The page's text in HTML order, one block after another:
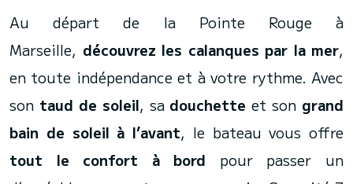
Au départ de la Pointe Rouge à
Marseille, découvrez les calanques par la mer,
en toute indépendance et à votre rythme. Avec
son taud de soleil, sa douchette et son grand
bain de soleil à l’avant, le bateau vous offre
tout le confort à bord pour passer un